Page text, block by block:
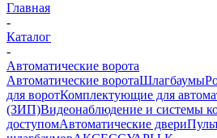
Главная
-
Каталог
-
Автоматические ворота
Автоматические воротаШлагбаумы
для воротКомплектующие для
(ЗИП)Видеонаблюдение и системы
доступомАвтоматические двери